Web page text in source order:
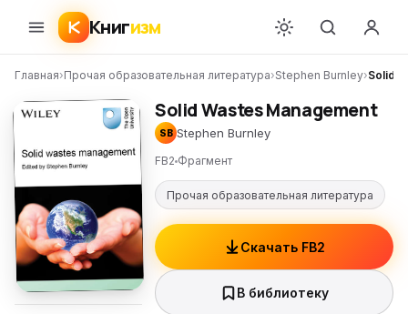
Книгизм
Главная›Прочая образовательная литература›Stephen Burnley›Solid
Solid Wastes Management
SB Stephen Burnley
FB2 Фрагмент
Прочая образовательная литература
Скачать FB2
В библиотеку